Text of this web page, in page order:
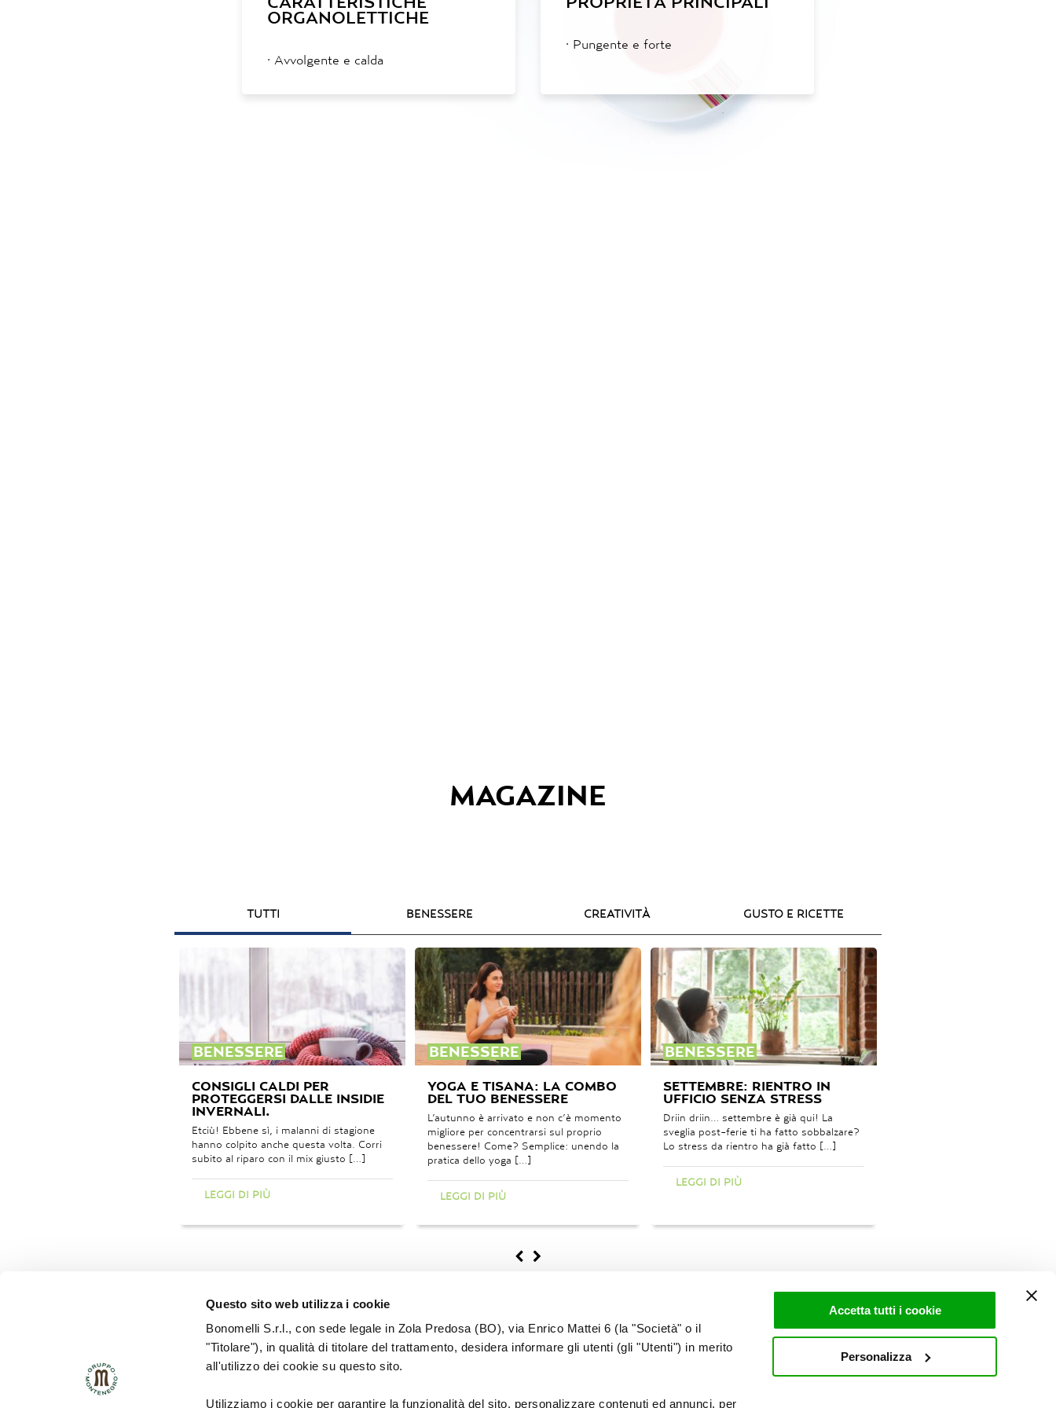
Questo sito web utilizza i cookie
Bonomelli S.r.l., con sede legale in Zola Predosa (BO), via Enrico Mattei 6 (la "Società" o il
"Titolare"), in qualità di titolare del trattamento, desidera informare gli utenti (gli "Utenti") in merito
all'utilizzo dei cookie su questo sito.
Utilizziamo i cookie per garantire la funzionalità del sito, personalizzare contenuti ed annunci, per
Accetta tutti i cookie
Personalizza
ORGANOLETTICHE
· Avvolgente e calda
· Pungente e forte
MAGAZINE
TUTTI BENESSERE CREATIVITÀ GUSTO E RICETTE
BENESSERE
CONSIGLI CALDI PER
PROTEGGERSI DALLE INSIDIE
INVERNALI.
Etciù! Ebbene sì, i malanni di stagione
hanno colpito anche questa volta. Corri
subito al riparo con il mix giusto […]
LEGGI DI PIÙ
BENESSERE
YOGA E TISANA: LA COMBO
DEL TUO BENESSERE
L’autunno è arrivato e non c’è momento
migliore per concentrarsi sul proprio
benessere! Come? Semplice: unendo la
pratica dello yoga […]
LEGGI DI PIÙ
BENESSERE
SETTEMBRE: RIENTRO IN
UFFICIO SENZA STRESS
Driin driin… settembre è già qui! La
sveglia post-ferie ti ha fatto sobbalzare?
Lo stress da rientro ha già fatto […]
LEGGI DI PIÙ